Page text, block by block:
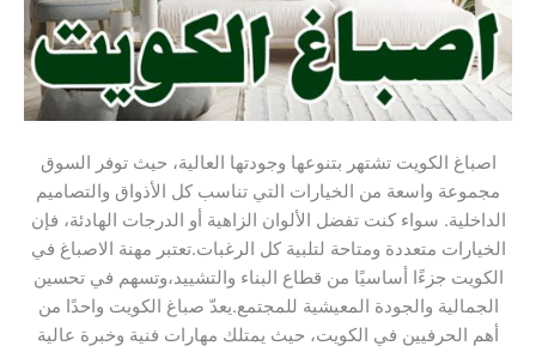
اصباغ الكويت تشتهر بتنوعها وجودتها العالية، حيث توفر السوق
مجموعة واسعة من الخيارات التي تناسب كل الأذواق والتصاميم
الداخلية. سواء كنت تفضل الألوان الزاهية أو الدرجات الهادئة، فإن
الخيارات متعددة ومتاحة لتلبية كل الرغبات.تعتبر مهنة الاصباغ في
الكويت جزءًا أساسيًا من قطاع البناء والتشييد،وتسهم في تحسين
الجمالية والجودة المعيشية للمجتمع.يعدّ صباغ الكويت واحدًا من
أهم الحرفيين في الكويت، حيث يمتلك مهارات فنية وخبرة عالية